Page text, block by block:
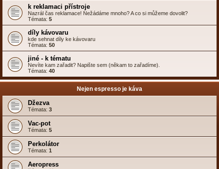
k reklamaci přístroje
Nazrál čas reklamace! Nežádáme mnoho? A co si můžeme dovolit?
Témata: 5
díly kávovaru
kde sehnat díly ke kávovaru
Témata: 50
jiné - k tématu
Nevíte kam zařadit? Napište sem (někam to zařadíme).
Témata: 40
Nejen espresso je káva
Džezva
Témata: 3
Vac-pot
Témata: 5
Perkolátor
Témata: 1
Aeropress